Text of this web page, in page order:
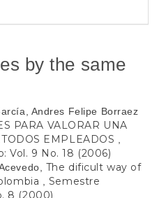
by the same
Andres Felipe Borraez
PARA VALORAR UNA
EMPLEADOS
Vol. 9 No. 18 (2006)
The dificult way of
Semestre
8 (2000)